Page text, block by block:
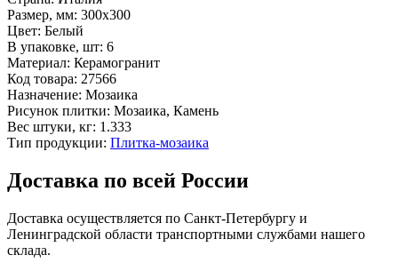
Размер, мм: 300x300
Цвет: Белый
В упаковке, шт: 6
Материал: Керамогранит
Код товара: 27566
Назначение: Мозаика
Рисунок плитки: Мозаика, Камень
Вес штуки, кг: 1.333
Тип продукции: Плитка-мозаика
Доставка по всей России
Доставка осуществляется по Санкт-Петербургу и
Ленинградской области транспортными службами нашего
склада.